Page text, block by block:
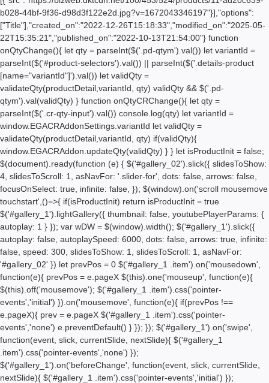
b028-44bf-9f36-d98d3f122e2d.jpg?v=1672043346197"}],"options":
["Title"],"created_on":"2022-12-26T15:18:33","modified_on":"2025-05-
22T15:35:21","published_on":"2022-10-13T21:54:00"} function
onQtyChange(){ let qty = parseInt($('.pd-qtym').val()) let variantId =
parseInt($('#product-selectors').val()) || parseInt($('.details-product
[name="variantId"]').val()) let validQty =
validateQty(productDetail,variantId, qty) validQty && $('.pd-
qtym').val(validQty) } function onQtyCRChange(){ let qty =
parseInt($('.cr-qty-input').val()) console.log(qty) let variantId =
window.EGACRAddonSettings.variantId let validQty =
validateQty(productDetail,variantId, qty) if(validQty){
window.EGACRAddon.updateQty(validQty) } } let isProductInit = false;
$(document).ready(function (e) { $('#gallery_02').slick({ slidesToShow:
4, slidesToScroll: 1, asNavFor: '.slider-for', dots: false, arrows: false,
focusOnSelect: true, infinite: false, }); $(window).on('scroll mousemove
touchstart',()=>{ if(isProductInit) return isProductInit = true
$('#gallery_1').lightGallery({ thumbnail: false, youtubePlayerParams: {
autoplay: 1 } }); var wDW = $(window).width(); $('#gallery_1').slick({
autoplay: false, autoplaySpeed: 6000, dots: false, arrows: true, infinite:
false, speed: 300, slidesToShow: 1, slidesToScroll: 1, asNavFor:
'#gallery_02' }) let prevPos = 0 $('#gallery_1 .item').on('mousedown',
function(e){ prevPos = e.pageX $(this).one('mouseup', function(e){
$(this).off('mousemove'); $('#gallery_1 .item').css('pointer-
events','initial') }).on('mousemove', function(e){ if(prevPos !==
e.pageX){ prev = e.pageX $('#gallery_1 .item').css('pointer-
events','none') e.preventDefault() } }); }); $('#gallery_1').on('swipe',
function(event, slick, currentSlide, nextSlide){ $('#gallery_1
.item').css('pointer-events','none') });
$('#gallery_1').on('beforeChange', function(event, slick, currentSlide,
nextSlide){ $('#gallery_1 .item').css('pointer-events','initial') });